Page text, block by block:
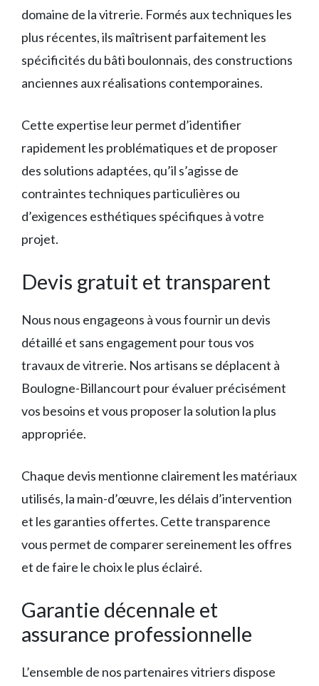
domaine de la vitrerie. Formés aux techniques les
plus récentes, ils maîtrisent parfaitement les
spécificités du bâti boulonnais, des constructions
anciennes aux réalisations contemporaines.
Cette expertise leur permet d’identifier
rapidement les problématiques et de proposer
des solutions adaptées, qu’il s’agisse de
contraintes techniques particulières ou
d’exigences esthétiques spécifiques à votre
projet.
Devis gratuit et transparent
Nous nous engageons à vous fournir un devis
détaillé et sans engagement pour tous vos
travaux de vitrerie. Nos artisans se déplacent à
Boulogne-Billancourt pour évaluer précisément
vos besoins et vous proposer la solution la plus
appropriée.
Chaque devis mentionne clairement les matériaux
utilisés, la main-d’œuvre, les délais d’intervention
et les garanties offertes. Cette transparence
vous permet de comparer sereinement les offres
et de faire le choix le plus éclairé.
Garantie décennale et
assurance professionnelle
L’ensemble de nos partenaires vitriers dispose